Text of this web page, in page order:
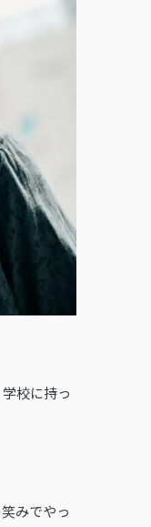
校に持っ
みでやっ